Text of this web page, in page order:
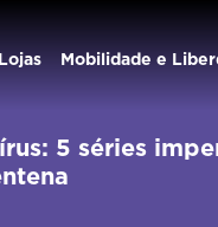
Lojas Mobilidade e
5 séries